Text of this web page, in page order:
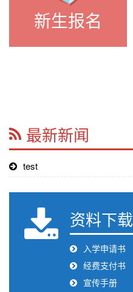
新生报名
最新新闻
test
资料下载
入学申请书
经费支付书
宣传手册